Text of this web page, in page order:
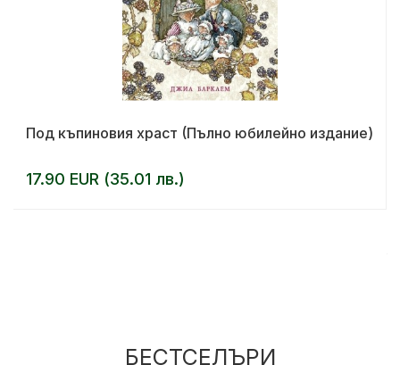
Под къпиновия храст (Пълно юбилейно издание)
17.90 EUR (35.01 лв.)
БЕСТСЕЛЪРИ